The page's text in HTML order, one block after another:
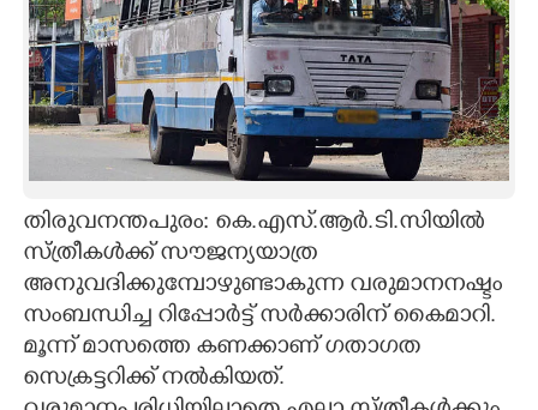
ART
ASTRO
CARTOONS
LITERATURE
ZOOM
CONTACT US
തിരുവനന്തപുരം: കെ.എസ്.ആർ.ടി.സിയിൽ
സ്ത്രീകൾക്ക് സൗജന്യയാത്ര
അനുവദിക്കുമ്പോഴുണ്ടാകുന്ന വരുമാനനഷ്ടം
സംബന്ധിച്ച റിപ്പോർട്ട് സർക്കാരിന് കൈമാറി.
മൂന്ന് മാസത്തെ കണക്കാണ് ഗതാഗത
സെക്രട്ടറിക്ക് നൽകിയത്.